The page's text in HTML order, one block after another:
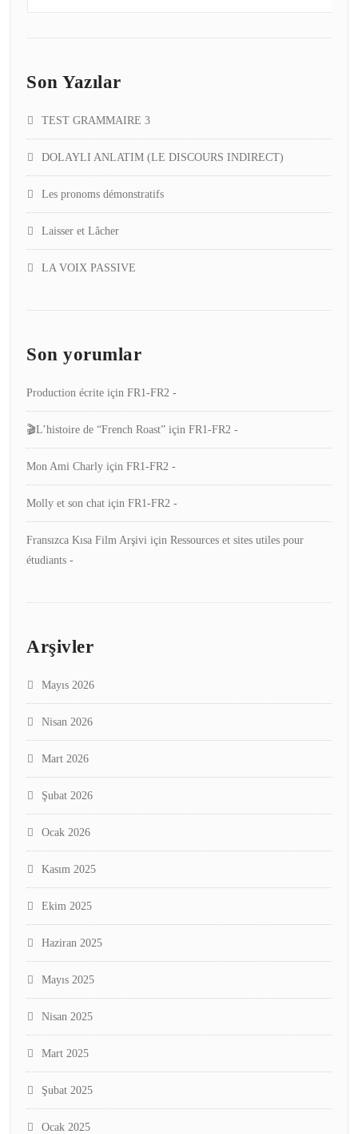
Son Yazılar
TEST GRAMMAIRE 3
DOLAYLI ANLATIM (LE DISCOURS INDIRECT)
Les pronoms démonstratifs
Laisser et Lâcher
LA VOIX PASSIVE
Son yorumlar
Production écrite için FR1-FR2 -
🎬L’histoire de “French Roast” için FR1-FR2 -
Mon Ami Charly için FR1-FR2 -
Molly et son chat için FR1-FR2 -
Fransızca Kısa Film Arşivi için Ressources et sites utiles pour
étudiants -
Arşivler
Mayıs 2026
Nisan 2026
Mart 2026
Şubat 2026
Ocak 2026
Kasım 2025
Ekim 2025
Haziran 2025
Mayıs 2025
Nisan 2025
Mart 2025
Şubat 2025
Ocak 2025